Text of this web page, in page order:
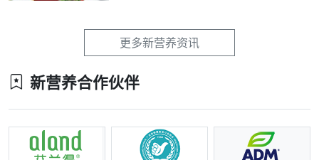
更多新营养资讯
新营养合作伙伴